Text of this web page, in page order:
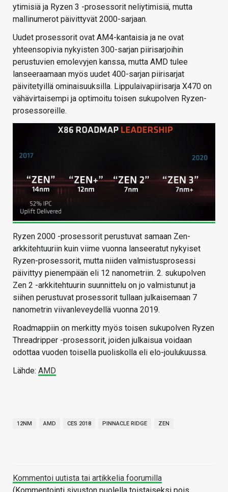
ytimisiä ja Ryzen 3 -prosessorit neliytimisiä, mutta
mallinumerot päivittyvät 2000-sarjaan.
Uudet prosessorit ovat AM4-kantaisia ja ne ovat
yhteensopivia nykyisten 300-sarjan piirisarjoihin
perustuvien emolevyjen kanssa, mutta AMD tulee
lanseeraamaan myös uudet 400-sarjan piirisarjat
päivitetyillä ominaisuuksilla. Lippulaivapiirisarja X470 on
vähävirtaisempi ja optimoitu toisen sukupolven Ryzen-
prosessoreille.
Ryzen 2000 -prosessorit perustuvat samaan Zen-
arkkitehtuuriin kuin viime vuonna lanseeratut nykyiset
Ryzen-prosessorit, mutta niiden valmistusprosessi
päivittyy pienempään eli 12 nanometriin. 2. sukupolven
Zen 2 -arkkitehtuurin suunnittelu on jo valmistunut ja
siihen perustuvat prosessorit tullaan julkaisemaan 7
nanometrin viivanleveydellä vuonna 2019.
Roadmappiin on merkitty myös toisen sukupolven Ryzen
Threadripper -prosessorit, joiden julkaisua voidaan
odottaa vuoden toisella puoliskolla eli elo-joulukuussa.
Lähde: AMD
12NM AMD CES 2018 PINNACLE RIDGE ZEN
Kommentoi uutista tai artikkelia foorumilla